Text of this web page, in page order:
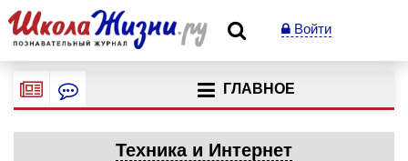
Войти
ГЛАВНОЕ
Техника и Интернет